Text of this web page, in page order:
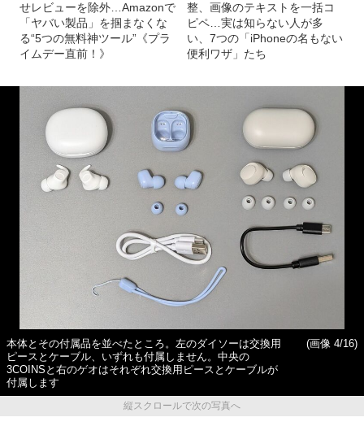
せレビューを除外…Amazonで
「ヤバい製品」を掴まなくな
る“5つの無料神ツール”《プラ
イムデー直前！》
整、画像のテキストを一括コ
ピペ…実は知らない人が多
い、7つの「iPhoneの名もない
便利ワザ」たち
本体とその付属品を並べたところ。左のダイソーは交換用
ピースとケーブル、いずれも付属しません。中央の
3COINSと右のゲオはそれぞれ交換用ピースとケーブルが
付属します
(画像 4/16)
縦スクロールで次の写真へ